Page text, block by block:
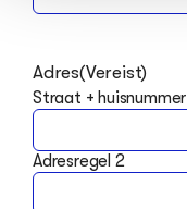
Adres(Vereist)
Straat + huisnummer
Adresregel 2